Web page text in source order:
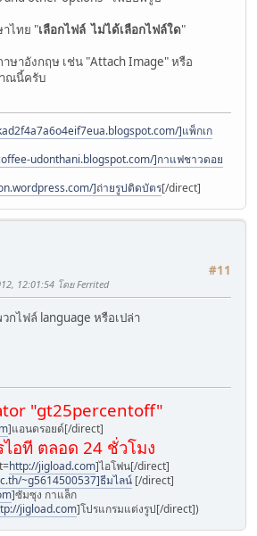
ไทย "เลือกไฟล์ ไม่ได้เลือกไฟล์ใด"
ษาอังกฤษ เช่น "Attach Image" หรือ
ณนี้ครับ
]แพ็กเก
udonthani.blogspot.com/]กาแฟชาวดอย
]ถ่ายรูปติดบัตร[/direct]
#11
12:01:54 โดย Ferrited
กไฟล์ language หรือเปล่า
"gt25percentoff"
]แอนดรอยด์[/direct]
ไอที ตลอด 24 ชั่วโมง
http://jigload.com]ไอโฟน[/direct]
~g5614500537]ธีมไลน์ [/direct]
]ซัมซุง กาแล็ก
jigload.com]โปรแกรมแต่งรูป[/direct])